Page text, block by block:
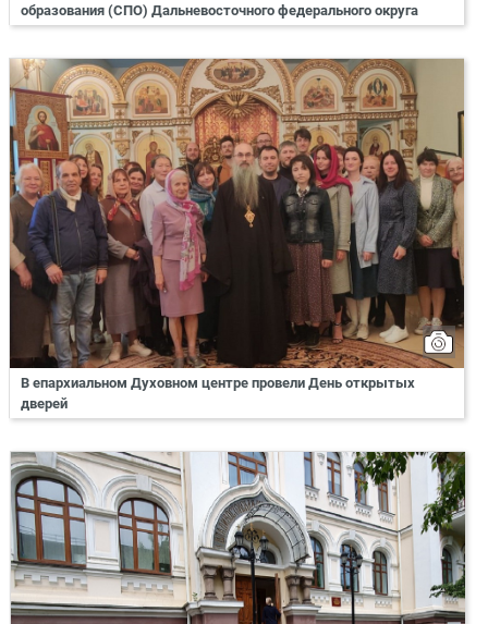
образования (СПО) Дальневосточного федерального округа
В епархиальном Духовном центре провели День открытых
дверей